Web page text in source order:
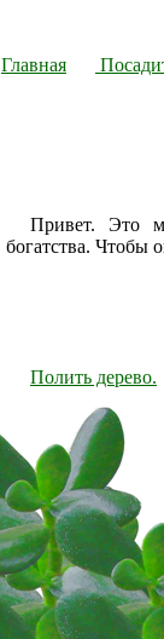
Главная
Привет. Это
богатства. Чтобы
Полить дерево.